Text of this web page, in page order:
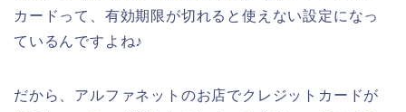
カードって、有効期限が切れると使えない設定になっ
ているんですよね♪
だから、アルファネットのお店でクレジットカードが